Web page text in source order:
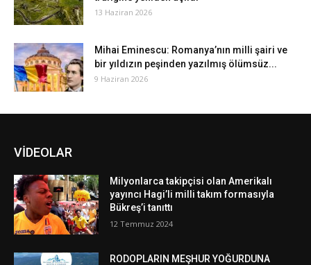
13 Haziran 2026
Mihai Eminescu: Romanya’nın milli şairi ve
bir yıldızın peşinden yazılmış ölümsüz...
9 Haziran 2026
VİDEOLAR
Milyonlarca takipçisi olan Amerikalı
yayıncı Hagi’li milli takım formasıyla
Bükreş’i tanıttı
12 Temmuz 2024
RODOPLARIN MEŞHUR YOĞURDUNA